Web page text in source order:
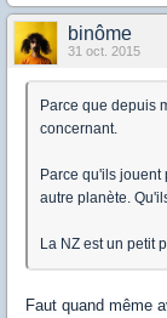
binôme
31 oct. 2015
Parce que depuis
concernant.
Parce qu'ils jouent
autre planète.
La NZ est un petit
Faut quand même